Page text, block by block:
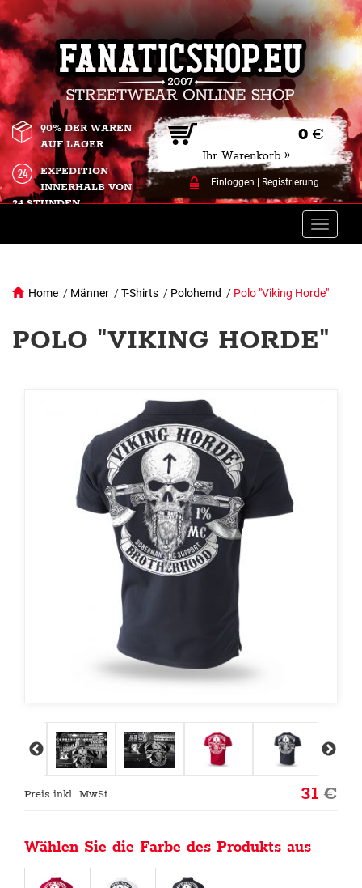
0 €
Ihr Warenkorb »
Einloggen Registrierung
90% DER WAREN
AUF LAGER
EXPEDITION
INNERHALB VON
24 STUNDEN.
Toggle
Home / Männer /T-Shirts / Polohemd / Polo "Viking Horde"
POLO "VIKING HORDE"
Preis inkl. MwSt. 31€
Wählen Sie die Farbe des Produkts aus